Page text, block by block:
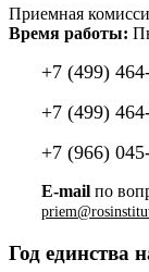
Приемная
Время работы:
+7 (499)
+7 (499)
+7 (966)
E-mail по
Год единства